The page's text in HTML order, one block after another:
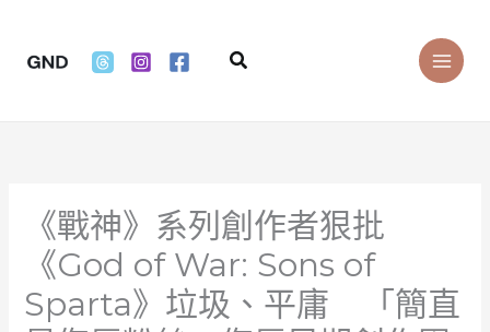
content
Search
《戰神》系列創作者狠批
《God of War: Sons of
Sparta》垃圾、平庸 「簡直